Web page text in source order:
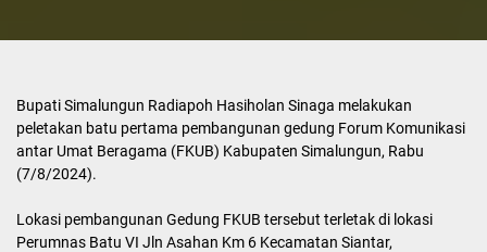
Bupati Simalungun Radiapoh Hasiholan Sinaga melakukan
peletakan batu pertama pembangunan gedung Forum Komunikasi
antar Umat Beragama (FKUB) Kabupaten Simalungun, Rabu
(7/8/2024).
Lokasi pembangunan Gedung FKUB tersebut terletak di lokasi
Perumnas Batu VI Jln Asahan Km 6 Kecamatan Siantar,